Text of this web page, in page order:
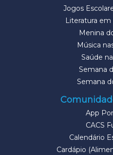
Jogos
Literatura
Menina
Música
Saúde
Semana
Semana
App
CACS
Calendário
Cardápio